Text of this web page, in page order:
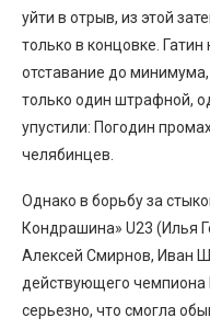
уйти в отрыв, из этой
только в концовке.
отставание до
только один штрафной,
упустили: Погодин
челябинцев.
Однако в борьбу за
Кондрашина» U23 (Илья
Алексей Смирнов, Иван
действующего чемпиона
серьезно, что смогла